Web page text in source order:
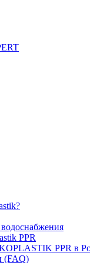
PPR
PPR в
(FAQ)